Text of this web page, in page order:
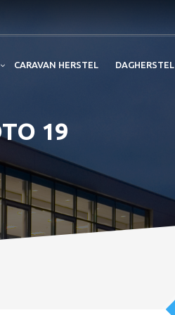
CARAVAN HERSTEL DAGHERSTEL
19